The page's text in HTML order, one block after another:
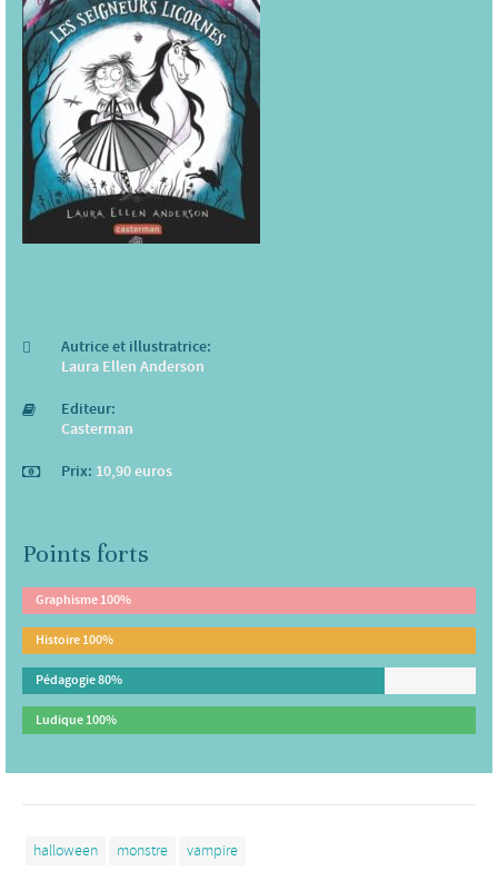
Autrice et illustratrice:
Laura Ellen Anderson
Editeur:
Casterman
Prix: 10,90 euros
Points forts
Graphisme100%
Histoire100%
Pédagogie80%
Ludique100%
halloween monstre vampire